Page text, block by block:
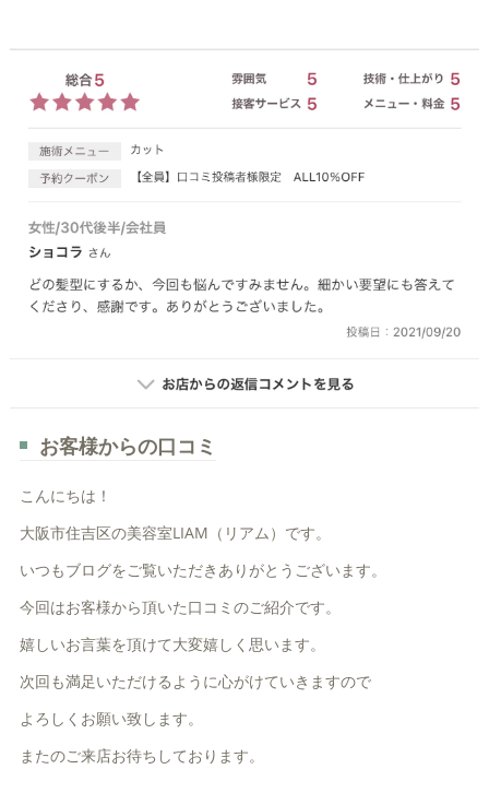
お客様からの口コミ
こんにちは！
大阪市住吉区の美容室LIAM（リアム）です。
いつもブログをご覧いただきありがとうございます。
今回はお客様から頂いた口コミのご紹介です。
嬉しいお言葉を頂けて大変嬉しく思います。
次回も満足いただけるように心がけていきますので
よろしくお願い致します。
またのご来店お待ちしております。